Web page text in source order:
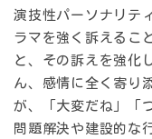
演技性パーソナリテ
ラマを強く訴えるこ
と、その訴えを強化
ん、感情に全く寄り
が、「大変だね」「
問題解決や建設的な